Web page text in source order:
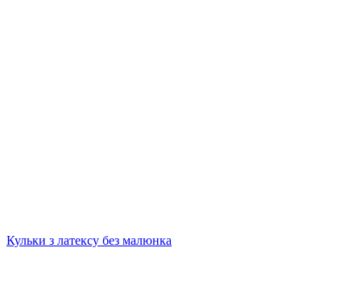
Кульки з латексу без малюнка